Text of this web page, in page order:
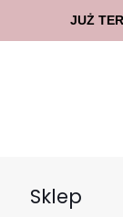
Sklep
JUŻ